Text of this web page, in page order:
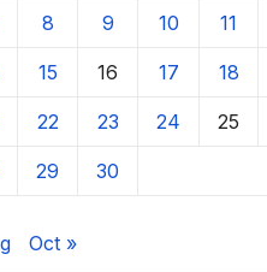
8 9 10 11
15 16 17 18
22 23 24 25
29 30
Oct »